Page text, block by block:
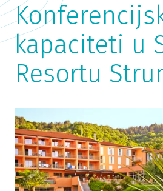
kapaciteti u
Resortu